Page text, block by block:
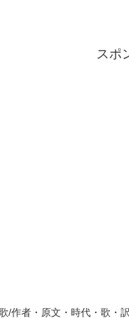
スポ
/作者・原文・時代・歌・訳